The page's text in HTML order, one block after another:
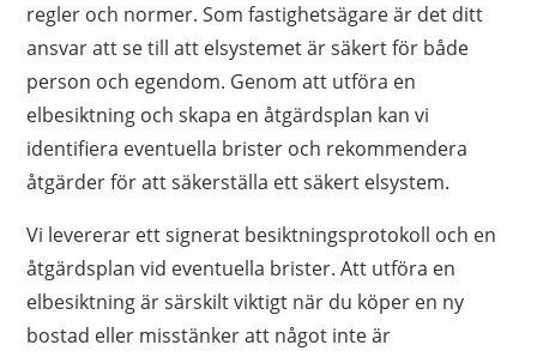
regler och normer. Som fastighetsägare är det ditt
ansvar att se till att elsystemet är säkert för både
person och egendom. Genom att utföra en
elbesiktning och skapa en åtgärdsplan kan vi
identifiera eventuella brister och rekommendera
åtgärder för att säkerställa ett säkert elsystem.
Vi levererar ett signerat besiktningsprotokoll och en
åtgärdsplan vid eventuella brister. Att utföra en
elbesiktning är särskilt viktigt när du köper en ny
bostad eller misstänker att något inte är